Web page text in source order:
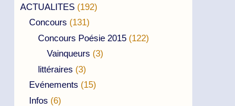
ACTUALITES (192)
Concours (131)
Concours Poésie 2015 (122)
Vainqueurs (3)
littéraires (3)
Evénements (15)
Infos (6)